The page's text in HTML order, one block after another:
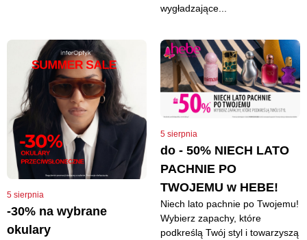
wygładzające...
5 sierpnia
-30% na wybrane
okulary
5 sierpnia
do - 50% NIECH LATO
PACHNIE PO
TWOJEMU w HEBE!
Niech lato pachnie po Twojemu!
Wybierz zapachy, które
podkreślą Twój styl i towarzyszą